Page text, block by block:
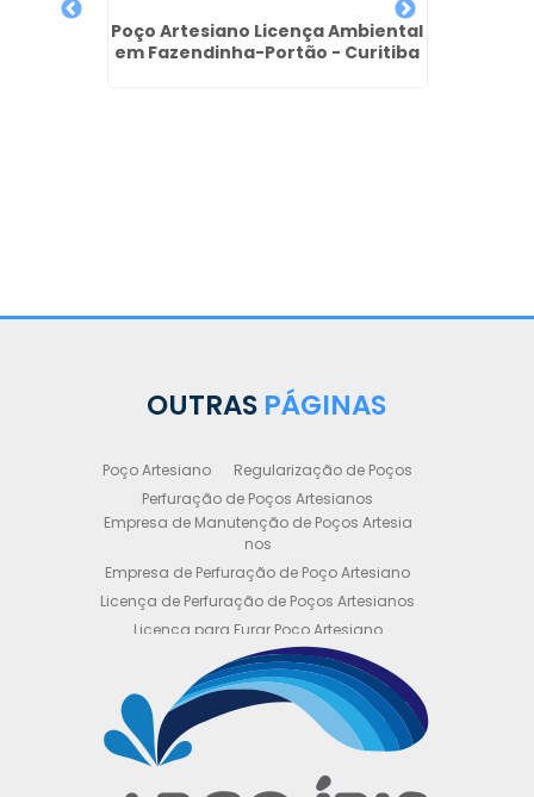
Poço Artesiano Licença Ambiental
em Fazendinha-Portão - Curitiba
OUTRAS PÁGINAS
Poço Artesiano
Regularização de Poços
Perfuração de Poços Artesianos
Empresa de Manutenção de Poços Artesia
nos
Empresa de Perfuração de Poço Artesiano
Licença de Perfuração de Poços Artesianos
Licença para Furar Poço Artesiano
Licença para Perfuração de Poço Artesiano
Licença para Poço Semi Artesiano
Manutenção de Poço Semi Artesiano
Manutenção Preventiva de Poços Artesiano
Obtenha sua Licença de Perfuração de Poç